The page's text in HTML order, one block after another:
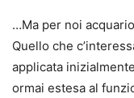
…Ma per noi
Quello che
applicata
ormai estesa al